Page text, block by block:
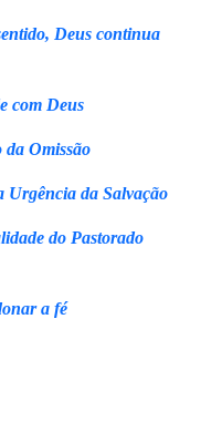
Deus continua
com Deus
Omissão
Urgência da Salvação
do Pastorado
a fé